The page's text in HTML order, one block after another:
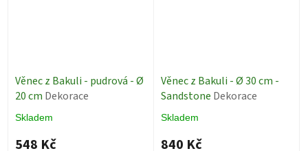
Věnec z Bakuli - pudrová - Ø
20 cm Dekorace
Skladem
548 Kč
Věnec z Bakuli - Ø 30 cm -
Sandstone Dekorace
Skladem
840 Kč